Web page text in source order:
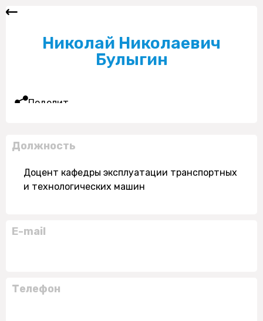
Николай Николаевич
Булыгин
Поделиться
Должность
Доцент кафедры эксплуатации транспортных
и технологических машин
E-mail
Телефон